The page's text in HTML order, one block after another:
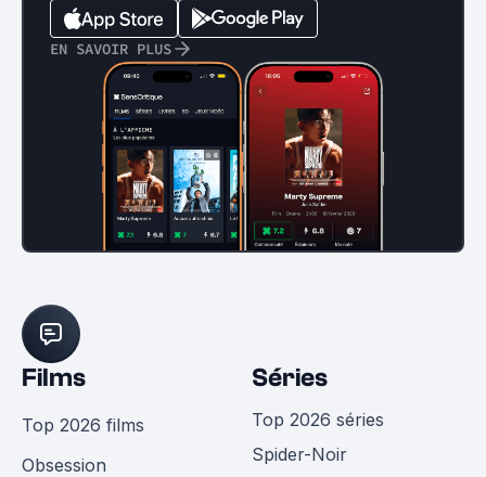
EN SAVOIR PLUS
Films
Top 2026 films
Obsession
Séries
Top 2026 séries
Spider-Noir